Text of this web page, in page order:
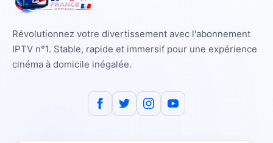
Révolutionnez votre divertissement avec l'abonnement
IPTV n°1. Stable, rapide et immersif pour une expérience
cinéma à domicile inégalée.